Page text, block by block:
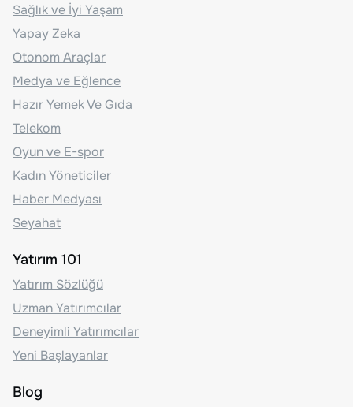
Sağlık ve İyi Yaşam
Yapay Zeka
Otonom Araçlar
Medya ve Eğlence
Hazır Yemek Ve Gıda
Telekom
Oyun ve E-spor
Kadın Yöneticiler
Haber Medyası
Seyahat
Yatırım 101
Yatırım Sözlüğü
Uzman Yatırımcılar
Deneyimli Yatırımcılar
Yeni Başlayanlar
Blog